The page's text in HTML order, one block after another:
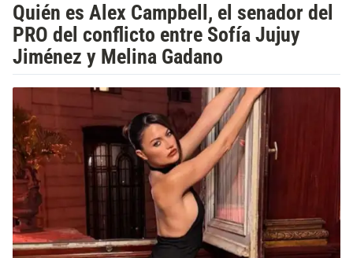
Quién es Alex Campbell, el senador del
PRO del conflicto entre Sofía Jujuy
Jiménez y Melina Gadano